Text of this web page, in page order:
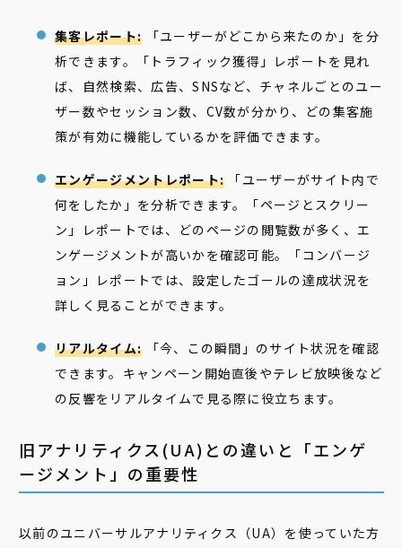
集客レポート: 「ユーザーがどこから来たのか」を分
析できます。「トラフィック獲得」レポートを見れ
ば、自然検索、広告、SNSなど、チャネルごとのユー
ザー数やセッション数、CV数が分かり、どの集客施
策が有効に機能しているかを評価できます。
エンゲージメントレポート: 「ユーザーがサイト内で
何をしたか」を分析できます。「ページとスクリー
ン」レポートでは、どのページの閲覧数が多く、エ
ンゲージメントが高いかを確認可能。「コンバージ
ョン」レポートでは、設定したゴールの達成状況を
詳しく見ることができます。
リアルタイム: 「今、この瞬間」のサイト状況を確認
できます。キャンペーン開始直後やテレビ放映後など
の反響をリアルタイムで見る際に役立ちます。
旧アナリティクス(UA)との違いと「エンゲ
ージメント」の重要性
以前のユニバーサルアナリティクス（UA）を使っていた方